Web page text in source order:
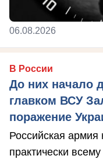
06.08.2026
В России
До них начало
главком ВСУ
поражение
Российская
практически